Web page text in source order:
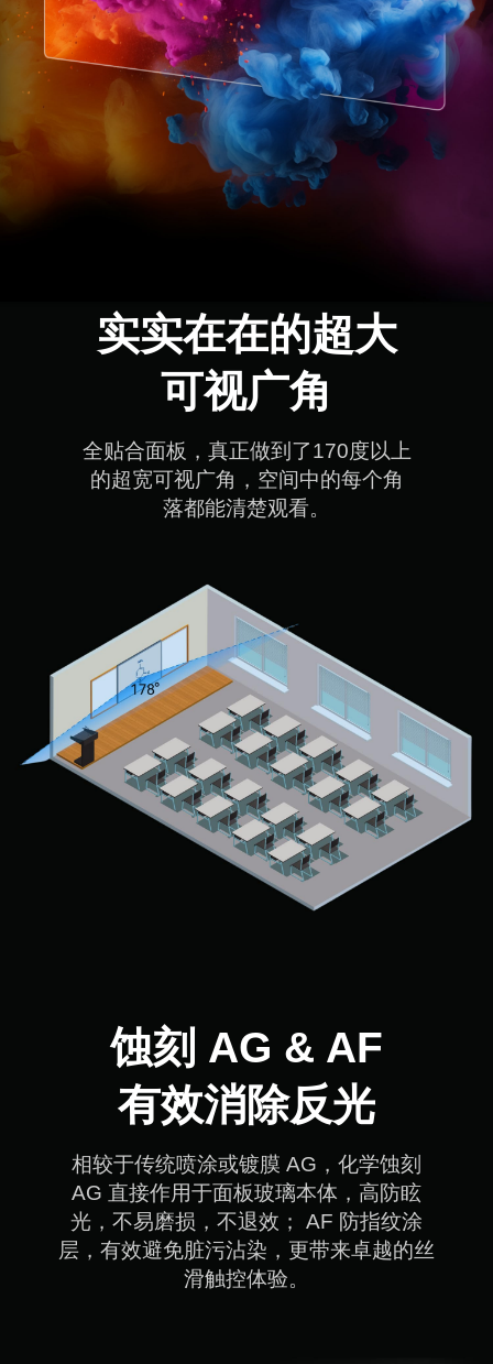
实实在在的超大
可视广角
全贴合面板，真正做到了170度以上
的超宽可视广角，空间中的每个角
落都能清楚观看。
蚀刻 AG & AF
有效消除反光
相较于传统喷涂或镀膜 AG，化学蚀刻
AG 直接作用于面板玻璃本体，高防眩
光，不易磨损，不退效； AF 防指纹涂
层，有效避免脏污沾染，更带来卓越的丝
滑触控体验。